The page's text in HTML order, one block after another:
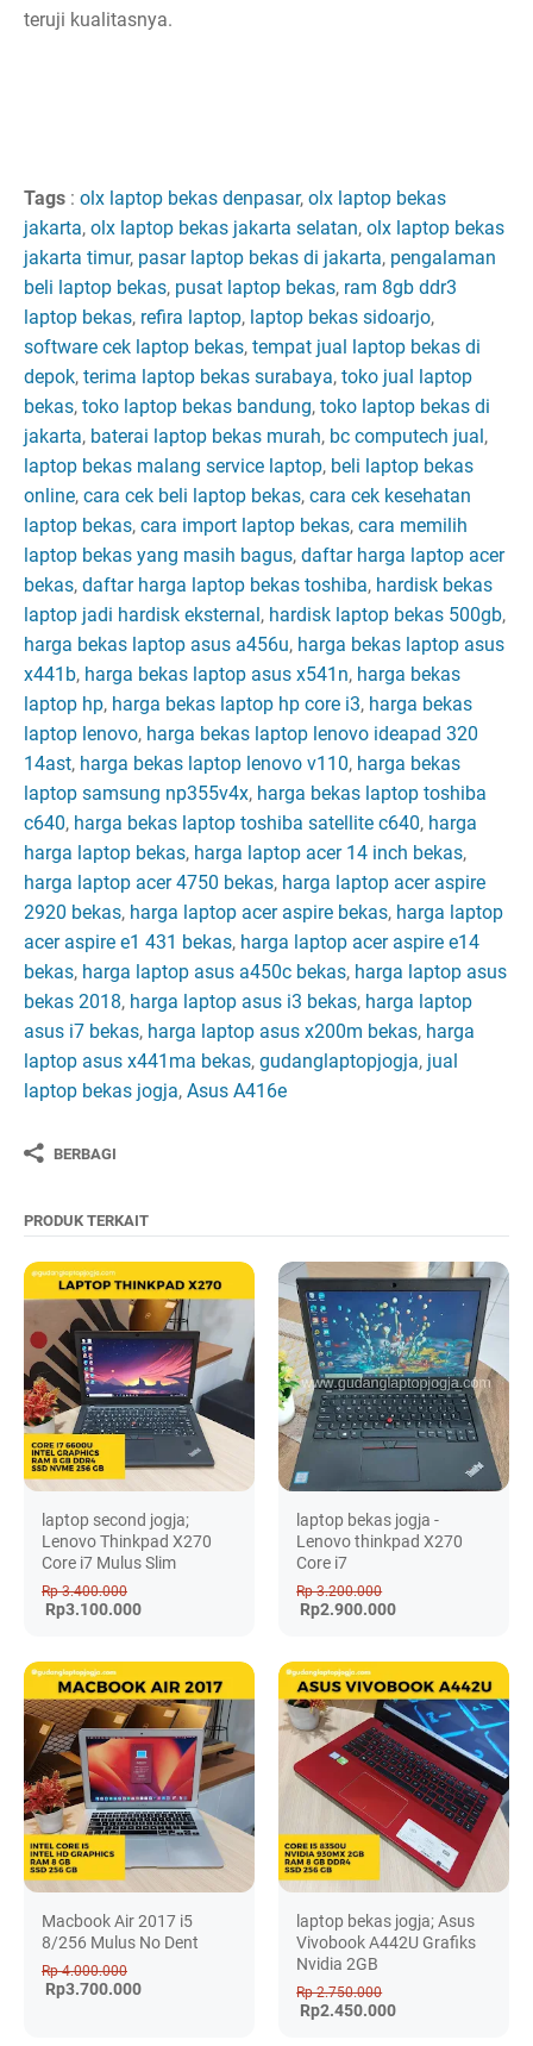
teruji kualitasnya.
Tags : olx laptop bekas denpasar, olx laptop bekas
jakarta, olx laptop bekas jakarta selatan, olx laptop bekas
jakarta timur, pasar laptop bekas di jakarta, pengalaman
beli laptop bekas, pusat laptop bekas, ram 8gb ddr3
laptop bekas, refira laptop, laptop bekas sidoarjo,
software cek laptop bekas, tempat jual laptop bekas di
depok, terima laptop bekas surabaya, toko jual laptop
bekas, toko laptop bekas bandung, toko laptop bekas di
jakarta, baterai laptop bekas murah, bc computech jual ,
laptop bekas malang service laptop, beli laptop bekas
online, cara cek beli laptop bekas, cara cek kesehatan
laptop bekas, cara import laptop bekas, cara memilih
laptop bekas yang masih bagus, daftar harga laptop acer
bekas, daftar harga laptop bekas toshiba, hardisk bekas
laptop jadi hardisk eksternal , hardisk laptop bekas 500gb,
harga bekas laptop asus a456u, harga bekas laptop asus
x441b, harga bekas laptop asus x541n, harga bekas
laptop hp, harga bekas laptop hp core i3, harga bekas
laptop lenovo, harga bekas laptop lenovo ideapad 320
14ast, harga bekas laptop lenovo v110, harga bekas
laptop samsung np355v4x, harga bekas laptop toshiba
c640, harga bekas laptop toshiba satellite c640, harga
harga laptop bekas, harga laptop acer 14 inch bekas,
harga laptop acer 4750 bekas, harga laptop acer aspire
2920 bekas, harga laptop acer aspire bekas, harga laptop
acer aspire e1 431 bekas, harga laptop acer aspire e14
bekas, harga laptop asus a450c bekas, harga laptop asus
bekas 2018, harga laptop asus i3 bekas, harga laptop
asus i7 bekas, harga laptop asus x200m bekas, harga
laptop asus x441ma bekas, gudanglaptopjogja, jual
laptop bekas jogja, Asus A416e
BERBAGI
PRODUK TERKAIT
laptop second jogja;
Lenovo Thinkpad X270
Core i7 Mulus Slim
Rp 3.400.000
Rp3.100.000
laptop bekas jogja -
Lenovo thinkpad X270
Core i7
Rp 3.200.000
Rp2.900.000
Macbook Air 2017 i5
8/256 Mulus No Dent
Rp 4.000.000
Rp3.700.000
laptop bekas jogja; Asus
Vivobook A442U Grafiks
Nvidia 2GB
Rp 2.750.000
Rp2.450.000